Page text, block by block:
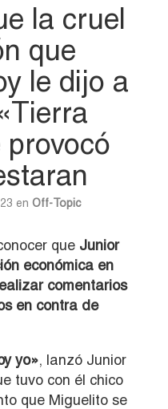
la cruel
que
le dijo a
provocó
en Off-Topic
que Junior
económica en
comentarios
en contra de
yo», lanzó Junior
tuvo con él chico
que Miguelito se